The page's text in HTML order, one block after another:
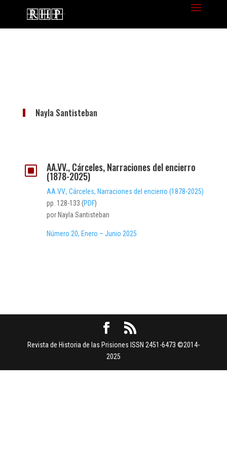
Nayla Santisteban
W AA.VV., Cárceles, Narraciones del encierro
(1878-2025)
AA.VV., Cárceles, Narraciones del encierro (1878-2025)
pp. 128-133 (PDF)
por Nayla Santisteban
Número 20, Enero – Junio 2025
Revista de Historia de las Prisiones ISSN 2451-6473 ©2014-
2025